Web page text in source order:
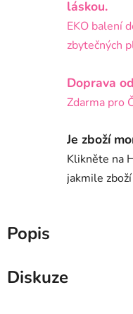
láskou.
EKO balení
zbytečných
Doprava
Zdarma pro
Je zboží
Klikněte na
jakmile
Popis
Diskuze